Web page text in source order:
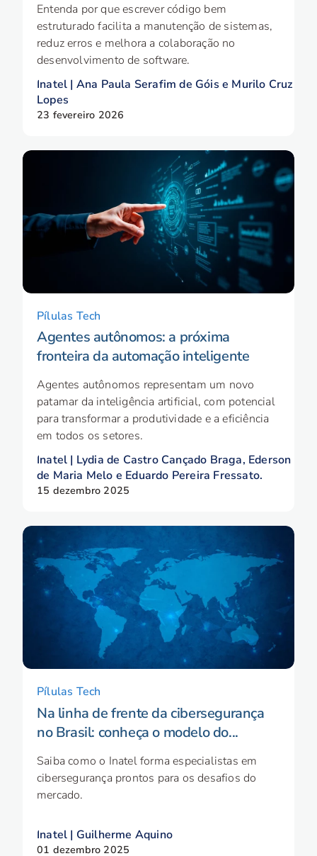
Entenda por que escrever código bem
estruturado facilita a manutenção de sistemas,
reduz erros e melhora a colaboração no
desenvolvimento de software.
Inatel | Ana Paula Serafim de Góis e Murilo Cruz
Lopes
23 fevereiro 2026
Pílulas Tech
Agentes autônomos: a próxima
fronteira da automação inteligente
Agentes autônomos representam um novo
patamar da inteligência artificial, com potencial
para transformar a produtividade e a eficiência
em todos os setores.
Inatel | Lydia de Castro Cançado Braga, Ederson
de Maria Melo e Eduardo Pereira Fressato.
15 dezembro 2025
Pílulas Tech
Na linha de frente da cibersegurança
no Brasil: conheça o modelo do...
Saiba como o Inatel forma especialistas em
cibersegurança prontos para os desafios do
mercado.
Inatel | Guilherme Aquino
01 dezembro 2025